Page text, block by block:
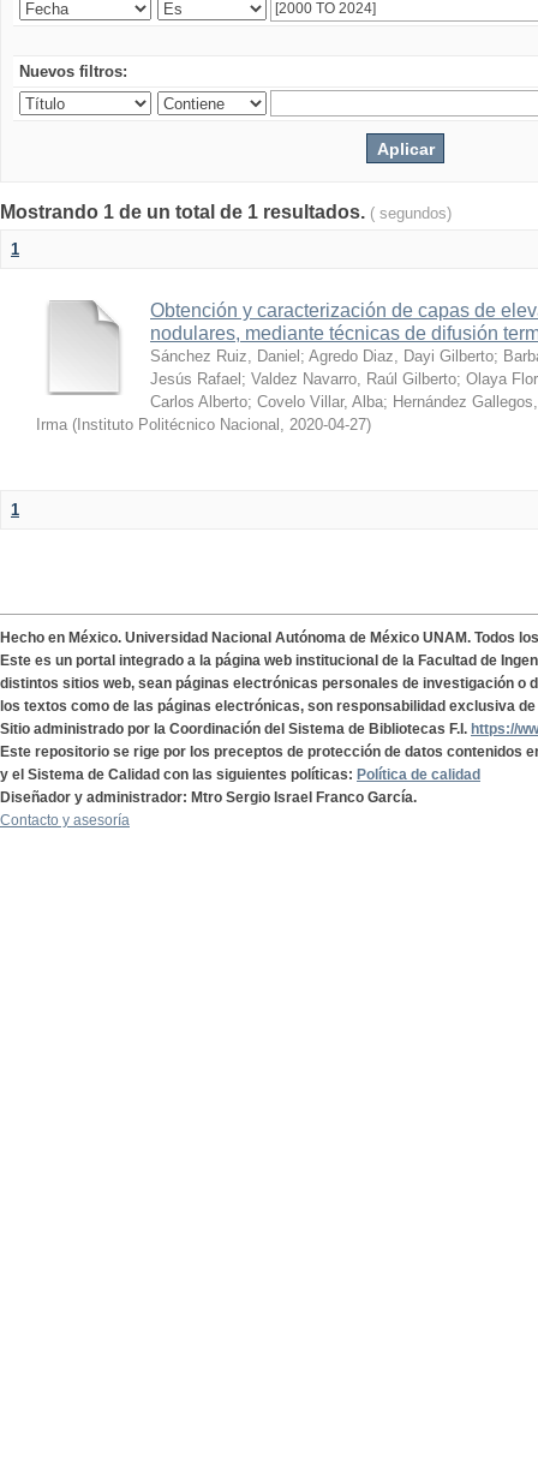
Nuevos filtros:
Mostrando 1 de un total de 1 resultados. ( segundos)
1
Obtención y caracterización de capas de
nodulares, mediante técnicas de difusión
Sánchez Ruiz, Daniel ; Agredo Diaz, Dayi Gilberto;
Jesús Rafael ; Valdez Navarro, Raúl Gilberto; Olaya
Carlos Alberto; Covelo Villar, Alba; Hernández
Irma ( Instituto Politécnico Nacional , 2020-04-27)
1
Hecho en México. Universidad Nacional Autónoma de México UNAM. Todos
Este es un portal integrado a la página web institucional de la Facultad de
distintos sitios web, sean páginas electrónicas personales de investigación o
los textos como de las páginas electrónicas, son responsabilidad exclusiva
Sitio administrado por la Coordinación del Sistema de Bibliotecas F.I. https://
Este repositorio se rige por los preceptos de protección de datos contenidos
y el Sistema de Calidad con las siguientes políticas: Política de calidad
Diseñador y administrador: Mtro Sergio Israel Franco García.
Contacto y asesoría